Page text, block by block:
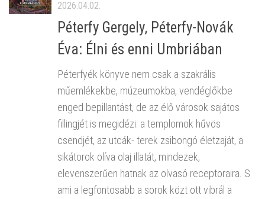
2026.04.02.
Péterfy Gergely, Péterfy-Novák
Éva: Élni és enni Umbriában
Péterfyék könyve nem csak a szakrális
műemlékekbe, múzeumokba, vendéglőkbe
enged bepillantást, de az élő városok sajátos
fillingjét is megidézi: a templomok hűvös
csendjét, az utcák- terek zsibongó életzaját, a
sikátorok olíva olaj illatát, mindezek,
elevenszerűen hatnak az olvasó receptoraira. S
ami a legfontosabb a sorok közt ott vibrál a